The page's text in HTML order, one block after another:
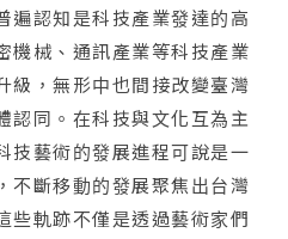
遍認知是科技產業發達的高
機械、通訊產業等科技產業
級，無形中也間接改變臺灣
認同。在科技與文化互為主
技藝術的發展進程可說是一
不斷移動的發展聚焦出台灣
些軌跡不僅是透過藝術家們